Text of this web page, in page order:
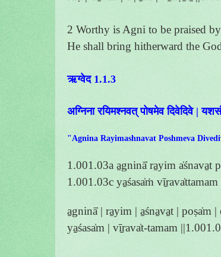
2 Worthy is Agni to be praised
He shall bring hitherward the
ऋग्वेद 1.1.3
अग्निना रयिमश्नवत् पोषमेव दिवेदिवे |
"Agnina Rayimashnavat Poshmeva
1.001.03a a̱gninā̍ ra̱yim a̍śnava̱t
1.001.03c ya̱śasa̍ṁ vī̱rava̍ttamam
a̱gninā̍ | ra̱yim | a̱śna̱va̱t | poṣa̍m
ya̱śasa̍m | vī̱rava̍t-tamam